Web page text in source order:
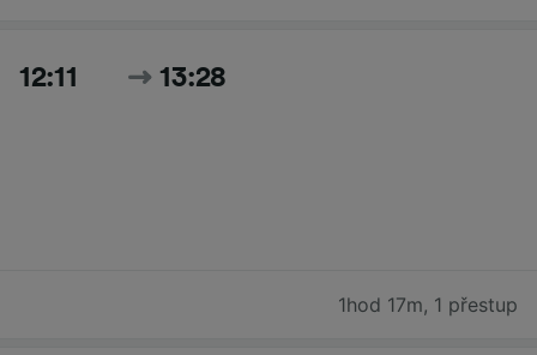
12:11 13:28
1hod 17m, 1 přestup